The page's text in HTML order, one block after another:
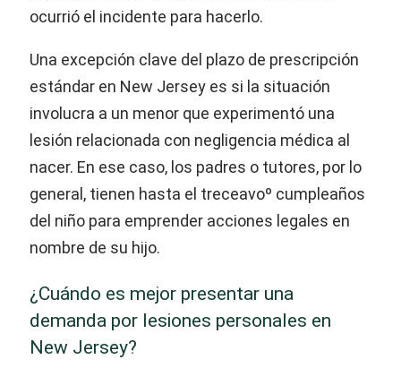
ocurrió el incidente para hacerlo.
Una excepción clave del plazo de prescripción
estándar en New Jersey es si la situación
involucra a un menor que experimentó una
lesión relacionada con negligencia médica al
nacer. En ese caso, los padres o tutores, por lo
general, tienen hasta el treceavoº cumpleaños
del niño para emprender acciones legales en
nombre de su hijo.
¿Cuándo es mejor presentar una
demanda por lesiones personales en
New Jersey?